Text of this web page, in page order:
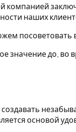
компанией
наших
значение до, во
основой